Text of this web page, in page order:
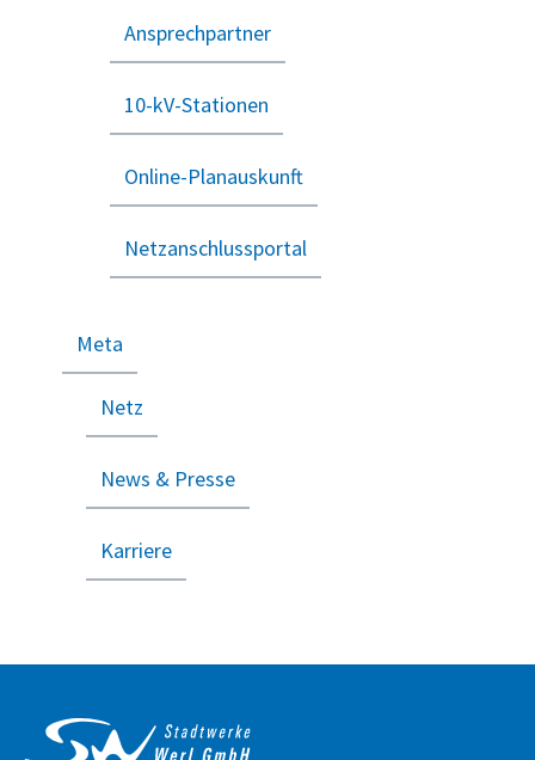
Ansprechpartner
10-kV-Stationen
Online-Planauskunft
Netzanschlussportal
Meta
Netz
News & Presse
Karriere
Service & Kontakt